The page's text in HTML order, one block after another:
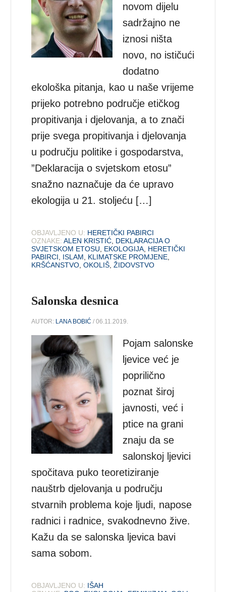
novom dijelu
sadržajno ne
iznosi ništa
novo, no ističući
dodatno
ekološka pitanja, kao u naše vrijeme
prijeko potrebno područje etičkog
propitivanja i djelovanja, a to znači
prije svega propitivanja i djelovanja
u području politike i gospodarstva,
”Deklaracija o svjetskom etosu”
snažno naznačuje da će upravo
ekologija u 21. stoljeću […]
OBJAVLJENO U: HERETIČKI PABIRCI
OZNAKE: ALEN KRISTIĆ DEKLARACIJA O
SVJETSKOM ETOSU
EKOLOGIJA HERETIČKI
PABIRCI
ISLAM KLIMATSKE PROMJENE
KRŠĆANSTVO ,OKOLIŠ ,ŽIDOVSTVO
Salonska desnica
AUTOR: LANA BOBIĆ / 06.11.2019.
Pojam salonske
ljevice već je
poprilično
poznat široj
javnosti, već i
ptice na grani
znaju da se
salonskoj ljevici
spočitava puko teoretiziranje
nauštrb djelovanja u području
stvarnih problema koje ljudi, napose
radnici i radnice, svakodnevno žive.
Kažu da se salonska ljevica bavi
sama sobom.
OBJAVLJENO U: IŠAH